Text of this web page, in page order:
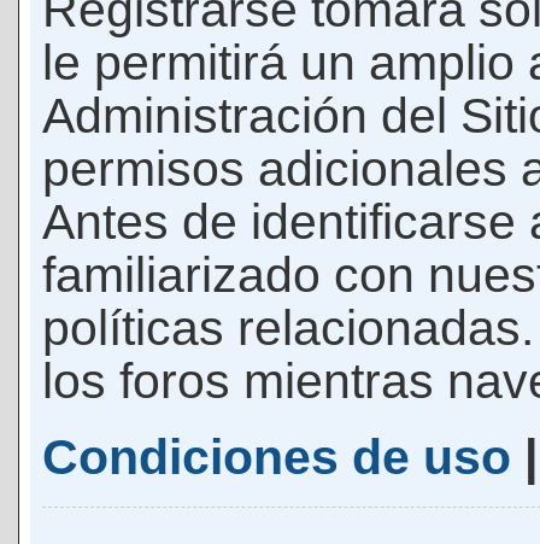
le permitirá un amplio
Administración del
permisos adicionales
Antes de identificarse
familiarizado con
políticas
los foros mientras
Condiciones de uso